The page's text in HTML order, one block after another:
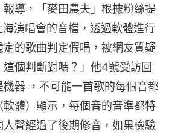
導，「麥田農夫」根據粉絲提
海演唱會的音檔，透過軟體進行
的歌曲判定假唱，被網友質疑
這個判斷對嗎？」他4號受訪回
器 ，不可能一首歌的每個音都
體）顯示，每個音的音準都特
聲經過了後期修音，如果檢驗